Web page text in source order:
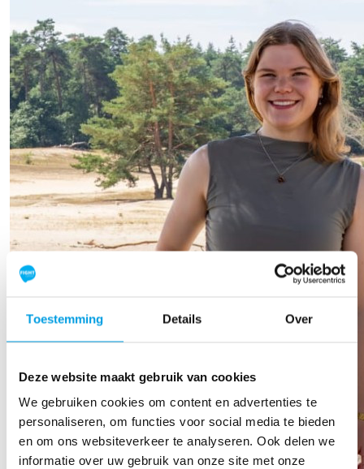
Toestemming Details Over
Deze website maakt gebruik van cookies
We gebruiken cookies om content en advertenties te
personaliseren, om functies voor social media te bieden
en om ons websiteverkeer te analyseren. Ook delen we
informatie over uw gebruik van onze site met onze